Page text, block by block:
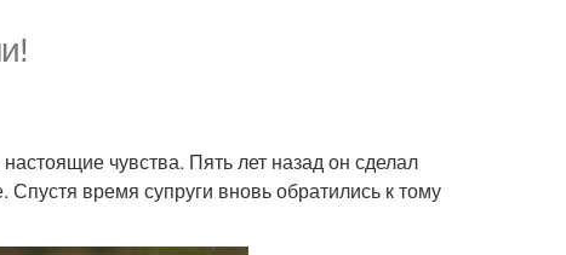
чувства. Пять лет назад он сделал
время супруги вновь обратились к тому